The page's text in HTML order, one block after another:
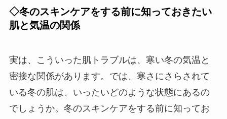
◇冬のスキンケアをする前に知っておきたい
肌と気温の関係
実は、こういった肌トラブルは、寒い冬の気温と
密接な関係があります。では、寒さにさらされて
いる冬の肌は、いったいどのような状態にあるの
でしょうか。冬のスキンケアをする前に知ってお